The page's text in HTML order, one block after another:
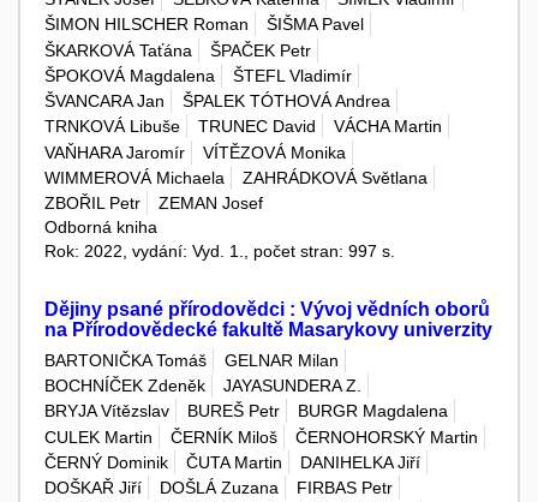
ŠIMON HILSCHER Roman
ŠIŠMA Pavel
ŠKARKOVÁ Taťána
ŠPAČEK Petr
ŠPOKOVÁ Magdalena
ŠTEFL Vladimír
ŠVANCARA Jan
ŠPALEK TÓTHOVÁ Andrea
TRNKOVÁ Libuše
TRUNEC David
VÁCHA Martin
VAŇHARA Jaromír
VÍTĚZOVÁ Monika
WIMMEROVÁ Michaela
ZAHRÁDKOVÁ Světlana
ZBOŘIL Petr
ZEMAN Josef
Odborná kniha
Rok: 2022, vydání: Vyd. 1., počet stran: 997 s.
Dějiny psané přírodovědci : Vývoj vědních oborů
na Přírodovědecké fakultě Masarykovy univerzity
BARTONIČKA Tomáš
GELNAR Milan
BOCHNÍČEK Zdeněk
JAYASUNDERA Z.
BRYJA Vítězslav
BUREŠ Petr
BURGR Magdalena
CULEK Martin
ČERNÍK Miloš
ČERNOHORSKÝ Martin
ČERNÝ Dominik
ČUTA Martin
DANIHELKA Jiří
DOŠKAŘ Jiří
DOŠLÁ Zuzana
FIRBAS Petr